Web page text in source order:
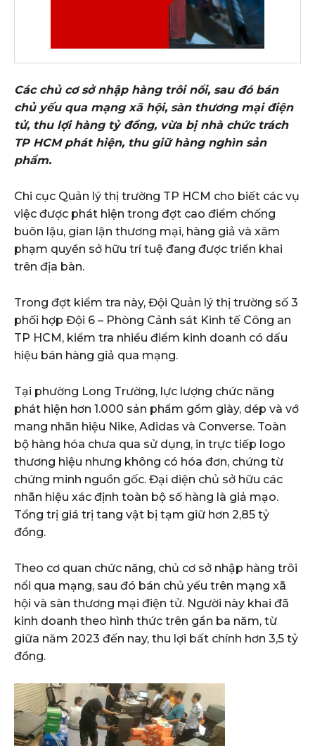
Các chủ cơ sở nhập hàng trôi nổi, sau đó bán
chủ yếu qua mạng xã hội, sàn thương mại điện
tử, thu lợi hàng tỷ đồng, vừa bị nhà chức trách
TP HCM phát hiện, thu giữ hàng nghìn sản
phẩm.
Chi cục Quản lý thị trường TP HCM cho biết các vụ
việc được phát hiện trong đợt cao điểm chống
buôn lậu, gian lận thương mại, hàng giả và xâm
phạm quyền sở hữu trí tuệ đang được triển khai
trên địa bàn.
Trong đợt kiểm tra này, Đội Quản lý thị trường số 3
phối hợp Đội 6 – Phòng Cảnh sát Kinh tế Công an
TP HCM, kiểm tra nhiều điểm kinh doanh có dấu
hiệu bán hàng giả qua mạng.
Tại phường Long Trường, lực lượng chức năng
phát hiện hơn 1.000 sản phẩm gồm giày, dép và vớ
mang nhãn hiệu Nike, Adidas và Converse. Toàn
bộ hàng hóa chưa qua sử dụng, in trực tiếp logo
thương hiệu nhưng không có hóa đơn, chứng từ
chứng minh nguồn gốc. Đại diện chủ sở hữu các
nhãn hiệu xác định toàn bộ số hàng là giả mạo.
Tổng trị giá trị tang vật bị tạm giữ hơn 2,85 tỷ
đồng.
Theo cơ quan chức năng, chủ cơ sở nhập hàng trôi
nổi qua mạng, sau đó bán chủ yếu trên mạng xã
hội và sàn thương mại điện tử. Người này khai đã
kinh doanh theo hình thức trên gần ba năm, từ
giữa năm 2023 đến nay, thu lợi bất chính hơn 3,5 tỷ
đồng.